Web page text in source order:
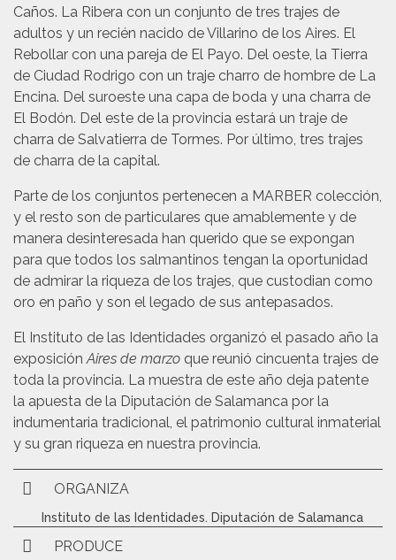
Caños. La Ribera con un conjunto de tres trajes de
adultos y un recién nacido de Villarino de los Aires. El
Rebollar con una pareja de El Payo. Del oeste, la Tierra
de Ciudad Rodrigo con un traje charro de hombre de La
Encina. Del suroeste una capa de boda y una charra de
El Bodón. Del este de la provincia estará un traje de
charra de Salvatierra de Tormes. Por último, tres trajes
de charra de la capital.
Parte de los conjuntos pertenecen a MARBER colección,
y el resto son de particulares que amablemente y de
manera desinteresada han querido que se expongan
para que todos los salmantinos tengan la oportunidad
de admirar la riqueza de los trajes, que custodian como
oro en paño y son el legado de sus antepasados.
El Instituto de las Identidades organizó el pasado año la
exposición Aires de marzo que reunió cincuenta trajes de
toda la provincia. La muestra de este año deja patente
la apuesta de la Diputación de Salamanca por la
indumentaria tradicional, el patrimonio cultural inmaterial
y su gran riqueza en nuestra provincia.
ORGANIZA
Instituto de las Identidades. Diputación de Salamanca
PRODUCE